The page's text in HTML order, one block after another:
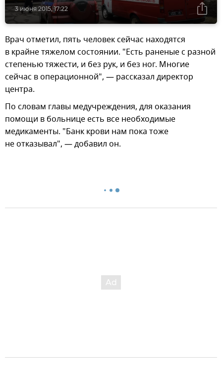
3 июня 2015, 17:22
Врач отметил, пять человек сейчас находятся
в крайне тяжелом состоянии. "Есть раненые с разной
степенью тяжести, и без рук, и без ног. Многие
сейчас в операционной", — рассказал директор
центра.
По словам главы медучреждения, для оказания
помощи в больнице есть все необходимые
медикаменты. "Банк крови нам пока тоже
не отказывал", — добавил он.